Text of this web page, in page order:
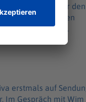
der Hype hinter
diesem Link:
hört ihr,
podcasts/
von WELT. Immer
erstmals auf
Im Gespräch mit